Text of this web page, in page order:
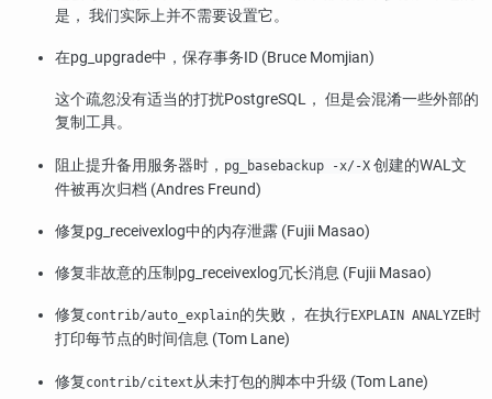
是， 我们实际上并不需要设置它。
在pg_upgrade中，保存事务ID (Bruce Momjian)
这个疏忽没有适当的打扰PostgreSQL ， 但是会混淆一些外部的
复制工具。
阻止提升备用服务器时， pg_basebackup -x/-X 创建的WAL文
件被再次归档 (Andres Freund)
修复pg_receivexlog中的内存泄露 (Fujii Masao)
修复非故意的压制 pg_receivexlog冗长消息 (Fujii Masao)
修复 contrib/auto_explain的失败， 在执行EXPLAIN ANALYZE时
打印每节点的时间信息 (Tom Lane)
修复 contrib/citext从未打包的脚本中升级 (Tom Lane)